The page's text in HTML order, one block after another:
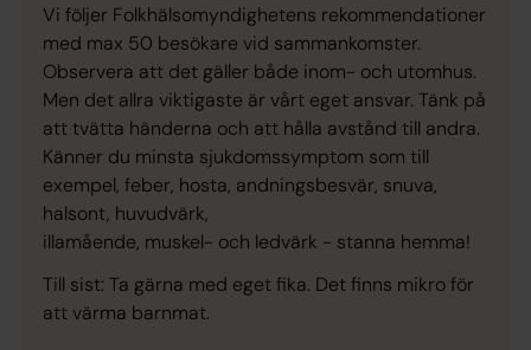
Vi följer Folkhälsomyndighetens rekommendationer
med max 50 besökare vid sammankomster.
Observera att det gäller både inom- och utomhus.
Men det allra viktigaste är vårt eget ansvar. Tänk på
att tvätta händerna och att hålla avstånd till andra.
Känner du minsta sjukdomssymptom som till
exempel, feber, hosta, andningsbesvär, snuva,
halsont, huvudvärk,
illamående, muskel- och ledvärk - stanna hemma!
Till sist: Ta gärna med eget fika. Det finns mikro för
att värma barnmat.